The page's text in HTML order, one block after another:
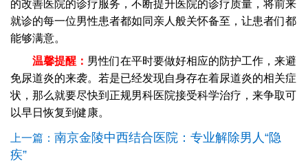
的改善医院的诊疗服务，不断提升医院的诊疗质量，将前来
就诊的每一位男性患者都如同亲人般关怀备至，让患者们都
能够满意。
温馨提醒： 男性们在平时要做好相应的防护工作，来避
免尿道炎的来袭。若是已经发现自身存在着尿道炎的相关症
状，那么就要尽快到正规男科医院接受科学治疗，来争取可
以早日恢复到健康。
上一篇： 南京金陵中西结合医院：专业解除男人“隐
疾”